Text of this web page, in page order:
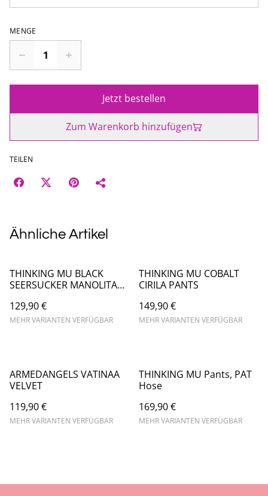
MENGE
Jetzt bestellen
Zum Warenkorb hinzufügen
TEILEN
Ähnliche Artikel
THINKING MU BLACK
SEERSUCKER MANOLITA
129,90 €
MEHR VARIANTEN VERFÜGBAR
THINKING MU COBALT
CIRILA PANTS
149,90 €
MEHR VARIANTEN VERFÜGBAR
ARMEDANGELS VATINAA
VELVET
119,90 €
MEHR VARIANTEN VERFÜGBAR
THINKING MU Pants, PAT
Hose
169,90 €
MEHR VARIANTEN VERFÜGBAR